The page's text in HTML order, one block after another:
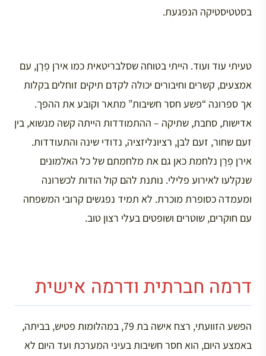
בסטטיסטיקה הנפגעת.
טעיתי עוד ועוד. הייתי בטוחה שסלבריטאית כמו אירן פְרָן, עם
אמצעים, קשרים וחיבורים יכולה לקדם תיקים זוחלים בקלות
אך ספרונה “פשע חסר חשיבות” מתאר וקובע את ההפך.
אדישות, סחבת, שתיקה – ההתמודדות הייתה קשה מנשוא, בין
זעם שחור, זעם לבן, רציונליזציה, נדודי שינה והתעודדות.
אירן פְרָן נלחמת כאן גם את מלחמתם של כל האלמונים
שנקלעו לאירוע פלילי. נותנת להם קול הודות לכשרונה
ומעמדה כסופרת מוכרת. לא תמיד נפגשים קרובי המשפחה
עם חוקרים, שוטרים ושופטים בעלי רצון טוב.
דרמה חברתית ודרמה אישית
הפשע הזוועתי, רצח אישה בת 79, במהלומות פטיש, בביתה,
באמצע היום, הוא חסר חשיבות בעיני המערכת ועד היום לא